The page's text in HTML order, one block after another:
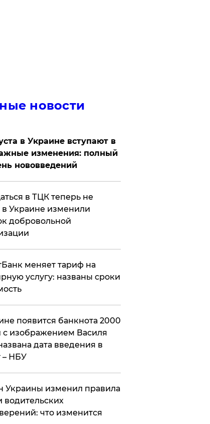
новости
в Украине вступают в
изменения: полный
нововведений
в ТЦК теперь не
Украине изменили
добровольной
меняет тариф на
услугу: названы сроки
появится банкнота 2000
с изображением Василя
дата введения в
– НБУ
Украины изменил правила
водительских
что изменится